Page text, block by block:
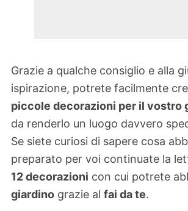
Grazie a qualche consiglio e alla
ispirazione, potrete facilmente
piccole decorazioni per il vostro
da renderlo un luogo davvero
Se siete curiosi di sapere cosa
preparato per voi continuate la
12 decorazioni con cui potrete
giardino grazie al fai da te.